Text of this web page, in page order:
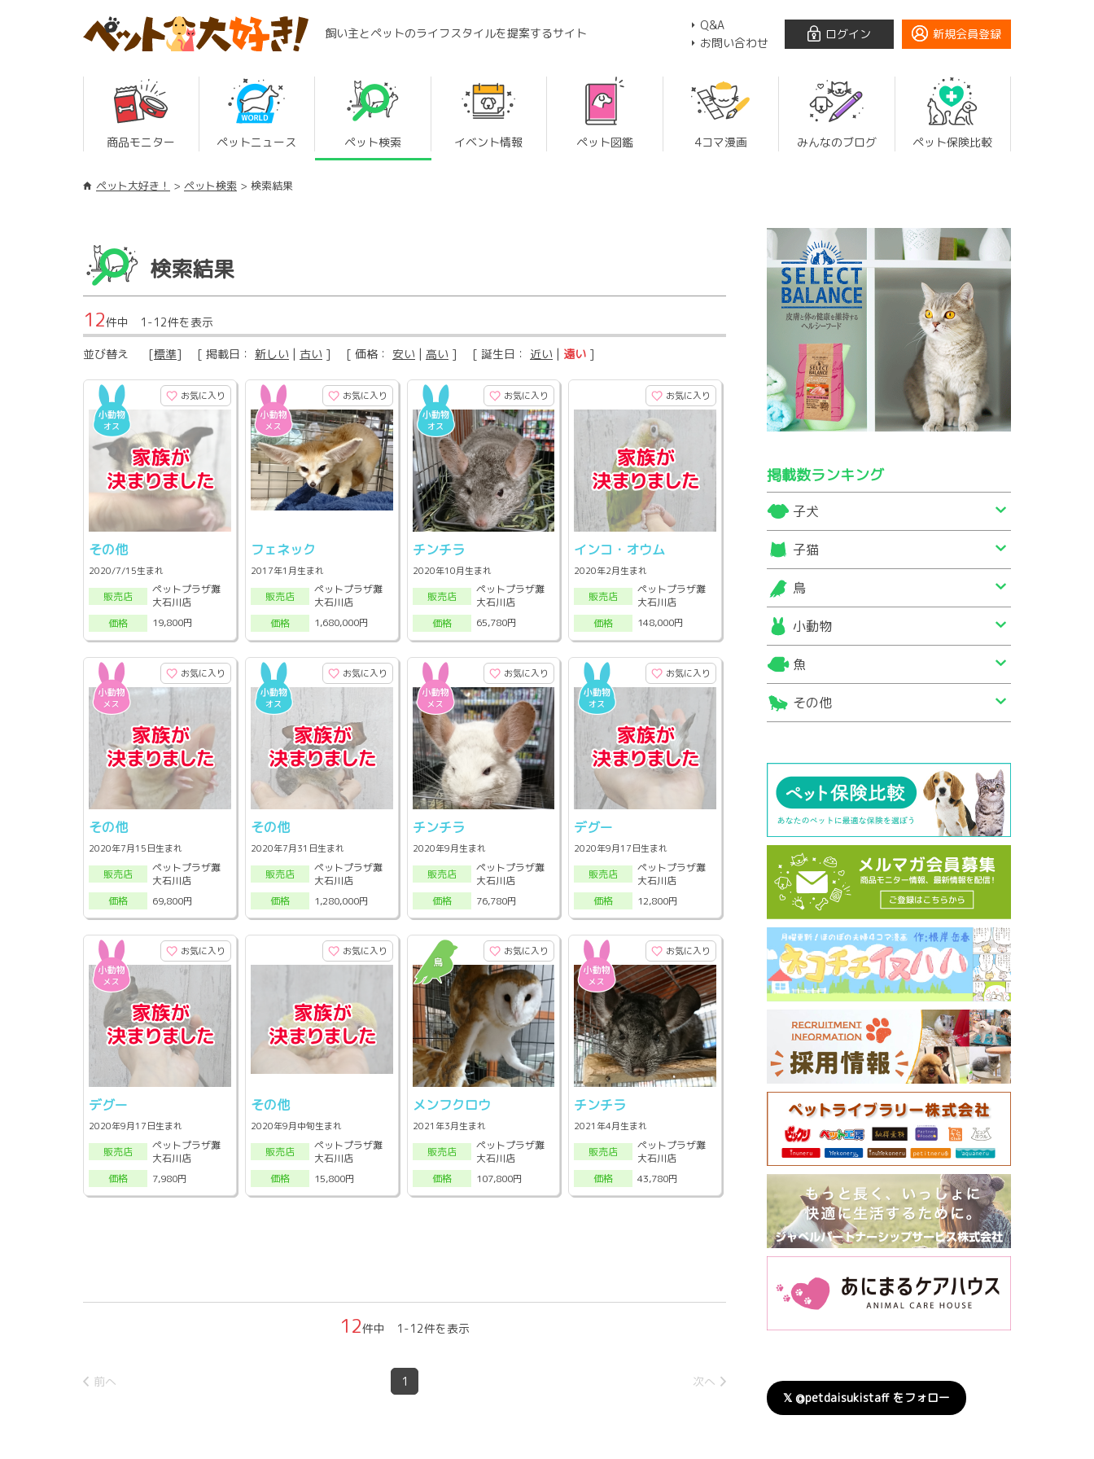
飼い主とペットのライフスタイルを提案するサイト
Q&A
お問い合わせ
ログイン 新規会員登録
商品モニター ペットニュース ペット検索 イベント情報 ペット図鑑 4コマ漫画 みんなのブログ ペット保険比較
ペット大好き！ ペット検索 検索結果
検索結果
12件中 1-12件を表示
並び替え [標準] [ 掲載日： 新しい | 古い ] [ 価格： 安い | 高い ] [ 誕生日： 近い | 遠い ]
お気に入り
その他
2020/7/15生まれ
販売店
ペットプラザ灘
大石川店
価格
19,800円
お気に入り
フェネック
2017年1月生まれ
販売店
ペットプラザ灘
大石川店
価格
1,680,000円
お気に入り
チンチラ
2020年10月生まれ
販売店
ペットプラザ灘
大石川店
価格
65,780円
お気に入り
インコ・オウム
2020年2月生まれ
販売店
ペットプラザ灘
大石川店
価格
148,000円
お気に入り
その他
2020年7月15日生まれ
販売店
ペットプラザ灘
大石川店
価格
69,800円
お気に入り
その他
2020年7月31日生まれ
販売店
ペットプラザ灘
大石川店
価格
1,280,000円
お気に入り
チンチラ
2020年9月生まれ
販売店
ペットプラザ灘
大石川店
価格
76,780円
お気に入り
デグー
2020年9月17日生まれ
販売店
ペットプラザ灘
大石川店
価格
12,800円
お気に入り
デグー
2020年9月17日生まれ
販売店
ペットプラザ灘
大石川店
価格
7,980円
お気に入り
その他
2020年9月中旬生まれ
販売店
ペットプラザ灘
大石川店
価格
15,800円
お気に入り
メンフクロウ
2021年3月生まれ
販売店
ペットプラザ灘
大石川店
価格
107,800円
お気に入り
チンチラ
2021年4月生まれ
販売店
ペットプラザ灘
大石川店
価格
43,780円
12件中 1-12件を表示
前へ 1 次へ
掲載数ランキング
子犬
子猫
鳥
小動物
魚
その他
𝕏 @petdaisukistaff をフォロー